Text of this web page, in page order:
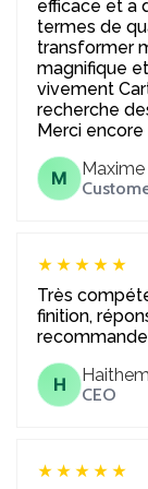
efficace et a
termes de
transformer
magnifique
vivement
recherche
Merci
M
Maxime
★★★★★
Très
finition,
H
Haithem
CEO
★★★★★